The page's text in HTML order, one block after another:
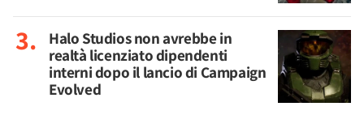
Halo Studios non avrebbe in
realtà licenziato dipendenti
interni dopo il lancio di Campaign
Evolved